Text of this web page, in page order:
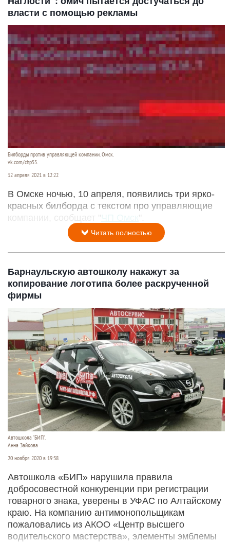
власти с помощью рекламы
Билборды против управляющей компании. Омск.
vk.com/chp55.
12 апреля 2021 в 12:22
В Омске ночью, 10 апреля, появились три ярко-
красных билборда с текстом про управляющие
компании, сообщает "ЧП Омск ".
Читать полностью
Барнаульскую автошколу накажут за
копирование логотипа более раскрученной
фирмы
Автошкола "БИП".
Анна Зайкова
20 ноября 2020 в 19:38
Автошкола «БИП» нарушила правила
добросовестной конкуренции при регистрации
товарного знака, уверены в УФАС по Алтайскому
краю. На компанию антимонопольщикам
пожаловались из АКОО «Центр высшего
водительского мастерства», элементы эмблемы